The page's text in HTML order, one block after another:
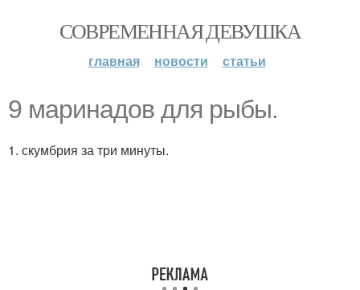
СОВРЕМЕННАЯ ДЕВУШКА
главная новости статьи
9 маринадов для рыбы.
1. скумбрия за три минуты.